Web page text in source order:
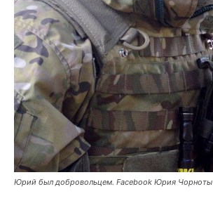
Юрий был добровольцем. Facebook Юрия Чорноты